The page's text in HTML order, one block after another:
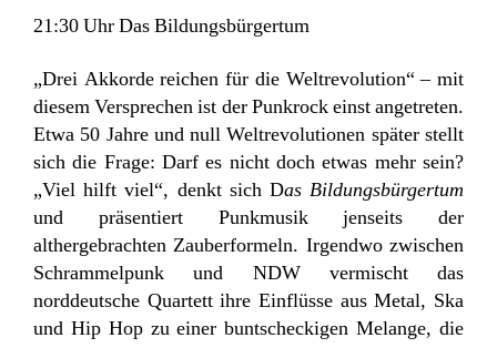
21:30 Uhr Das Bildungsbürgertum
„Drei Akkorde reichen für die Weltrevolution“ – mit
diesem Versprechen ist der Punkrock einst angetreten.
Etwa 50 Jahre und null Weltrevolutionen später stellt
sich die Frage: Darf es nicht doch etwas mehr sein?
„Viel hilft viel“, denkt sich Das Bildungsbürgertum
und präsentiert Punkmusik jenseits der
althergebrachten Zauberformeln. Irgendwo zwischen
Schrammelpunk und NDW vermischt das
norddeutsche Quartett ihre Einflüsse aus Metal, Ska
und Hip Hop zu einer buntscheckigen Melange, die